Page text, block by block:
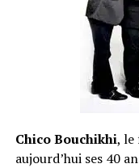
Chico Bouchikhi, le
aujourd’hui ses 40